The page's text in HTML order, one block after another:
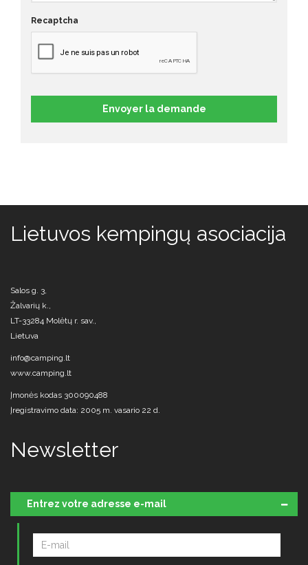
Recaptcha
Envoyer la demande
Lietuvos kempingų asociacija
Salos g. 3,
Žalvarių k.,
LT-33284 Molėtų r. sav.,
Lietuva
info@camping.lt
www.camping.lt
Įmonės kodas 300090488
Įregistravimo data: 2005 m. vasario 22 d.
Newsletter
Entrez votre adresse e-mail